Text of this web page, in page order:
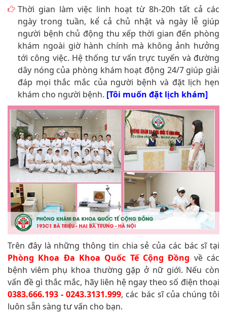
Thời gian làm việc linh hoạt từ 8h-20h tất cả các
ngày trong tuần, kể cả chủ nhật và ngày lễ giúp
người bệnh chủ động thu xếp thời gian đến phòng
khám ngoài giờ hành chính mà không ảnh hưởng
tới công việc. Hệ thống tư vấn trực tuyến và đường
dây nóng của phòng khám hoạt động 24/7 giúp giải
đáp mọi thắc mắc của người bệnh và đặt lịch hẹn
khám cho người bệnh. [Tôi muốn đặt lịch khám]
Trên đây là những thông tin chia sẻ của các bác sĩ tại
Phòng Khoa Đa Khoa Quốc Tế Cộng Đồng về các
bệnh viêm phụ khoa thường gặp ở nữ giới. Nếu còn
vấn đề gì thắc mắc, hãy liên hệ ngay theo số điện thoại
0383.666.193 - 0243.3131.999, các bác sĩ của chúng tôi
luôn sẵn sàng tư vấn cho bạn.